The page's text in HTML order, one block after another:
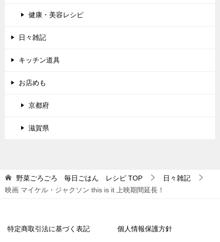
健康・美容レシピ
日々雑記
キッチン道具
お店めも
京都府
滋賀県
野菜ごろごろ 毎日ごはん レシピ TOP
日々雑記
映画 マイケル・ジャクソン this is it 上映期間延長！
特定商取引法に基づく表記 個人情報保護方針